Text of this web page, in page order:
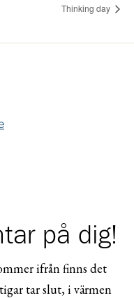
Thinking day
på dig!
ifrån finns det
tar slut, i värmen